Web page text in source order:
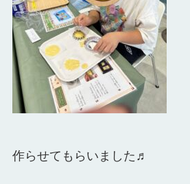
作らせてもらいました♬